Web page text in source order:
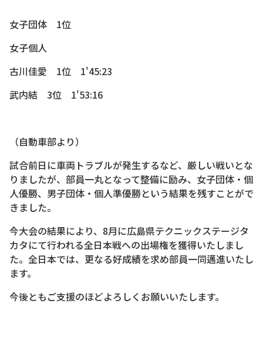
女子団体 1位
女子個人
古川佳愛 1位 1'45:23
武内結 3位 1'53:16
（自動車部より）
試合前日に車両トラブルが発生するなど、厳しい戦いとな
りましたが、部員一丸となって整備に励み、女子団体・個
人優勝、男子団体・個人準優勝という結果を残すことがで
きました。
今大会の結果により、8月に広島県テクニックステージタ
カタにて行われる全日本戦への出場権を獲得いたしまし
た。全日本では、更なる好成績を求め部員一同邁進いたし
ます。
今後ともご支援のほどよろしくお願いいたします。